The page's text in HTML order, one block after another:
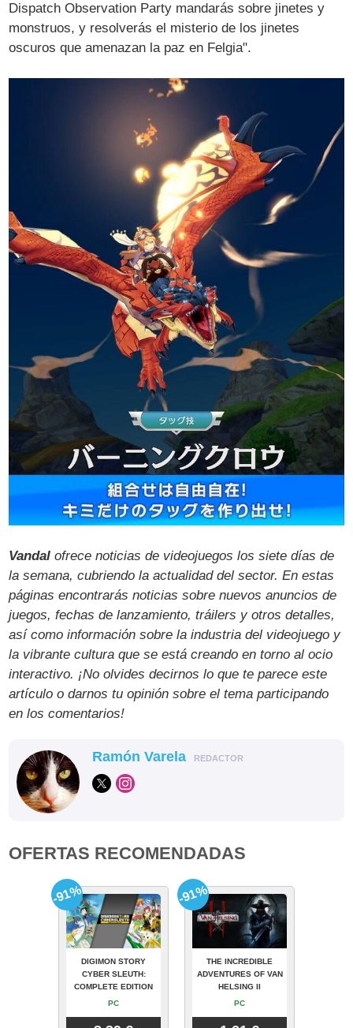
Dispatch Observation Party mandarás sobre jinetes y
monstruos, y resolverás el misterio de los jinetes
oscuros que amenazan la paz en Felgia".
Vandal ofrece noticias de videojuegos los siete días de
la semana, cubriendo la actualidad del sector. En estas
páginas encontrarás noticias sobre nuevos anuncios de
juegos, fechas de lanzamiento, tráilers y otros detalles,
así como información sobre la industria del videojuego y
la vibrante cultura que se está creando en torno al ocio
interactivo. ¡No olvides decirnos lo que te parece este
artículo o darnos tu opinión sobre el tema participando
en los comentarios!
Ramón Varela REDACTOR
OFERTAS RECOMENDADAS
DIGIMON STORY
CYBER SLEUTH:
COMPLETE EDITION
PC
-91%
THE INCREDIBLE
ADVENTURES OF VAN
HELSING II
PC
-91%